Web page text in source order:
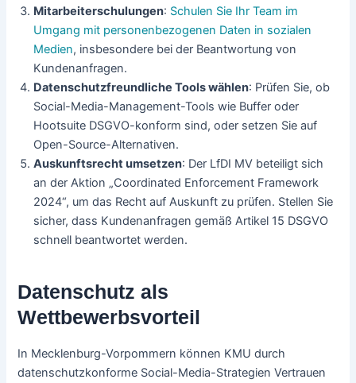
Mitarbeiterschulungen: Schulen Sie Ihr Team im
Umgang mit personenbezogenen Daten in sozialen
Medien, insbesondere bei der Beantwortung von
Kundenanfragen.
Datenschutzfreundliche Tools wählen: Prüfen Sie, ob
Social-Media-Management-Tools wie Buffer oder
Hootsuite DSGVO-konform sind, oder setzen Sie auf
Open-Source-Alternativen.
Auskunftsrecht umsetzen: Der LfDI MV beteiligt sich
an der Aktion „Coordinated Enforcement Framework
2024“, um das Recht auf Auskunft zu prüfen. Stellen Sie
sicher, dass Kundenanfragen gemäß Artikel 15 DSGVO
schnell beantwortet werden.
Datenschutz als
Wettbewerbsvorteil
In Mecklenburg-Vorpommern können KMU durch
datenschutzkonforme Social-Media-Strategien Vertrauen